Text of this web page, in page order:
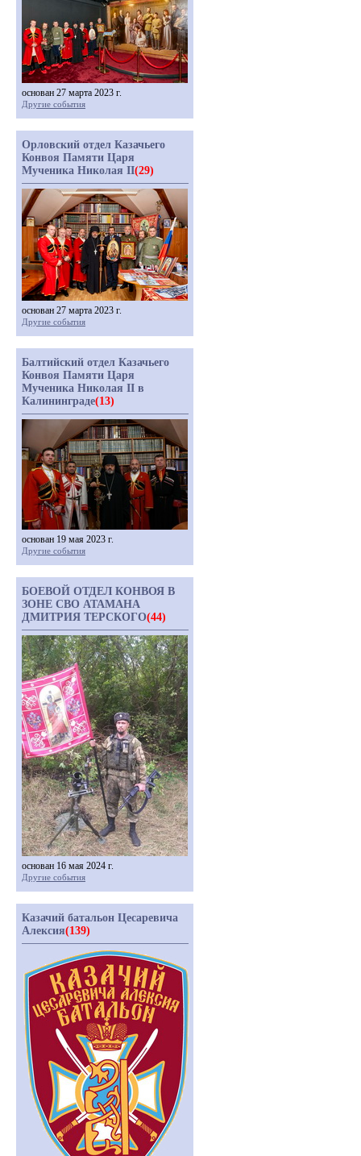
основан 27 марта 2023 г.
Другие события
Орловский отдел Казачьего
Конвоя Памяти Царя
Мученика Николая II(29)
основан 27 марта 2023 г.
Другие события
Балтийский отдел Казачьего
Конвоя Памяти Царя
Мученика Николая II в
Калининграде(13)
основан 19 мая 2023 г.
Другие события
БОЕВОЙ ОТДЕЛ КОНВОЯ В
ЗОНЕ СВО АТАМАНА
ДМИТРИЯ ТЕРСКОГО(44)
основан 16 мая 2024 г.
Другие события
Казачий батальон Цесаревича
Алексия(139)